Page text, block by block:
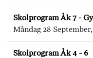
Skolprogram Åk 7 - Gy
Måndag 28
Skolprogram Åk 4 - 6